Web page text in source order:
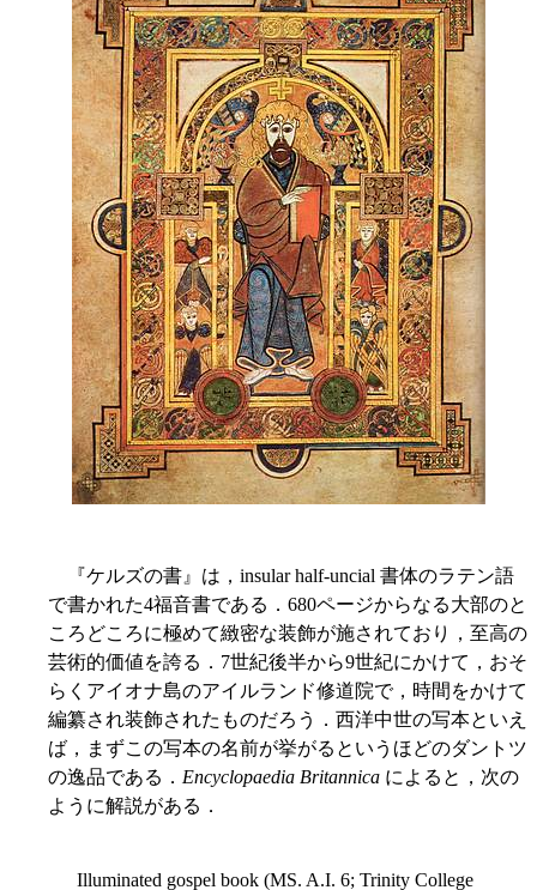
『ケルズの書』は，insular half-uncial 書体のラテン語
で書かれた4福音書である．680ページからなる大部のと
ころどころに極めて緻密な装飾が施されており，至高の
芸術的価値を誇る．7世紀後半から9世紀にかけて，おそ
らくアイオナ島のアイルランド修道院で，時間をかけて
編纂され装飾されたものだろう．西洋中世の写本といえ
ば，まずこの写本の名前が挙がるというほどのダントツ
の逸品である． Encyclopaedia Britannica によると，次の
ように解説がある．
Illuminated gospel book (MS. A.I. 6; Trinity College